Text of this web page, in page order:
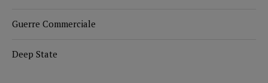
Guerre Commerciale
Deep State